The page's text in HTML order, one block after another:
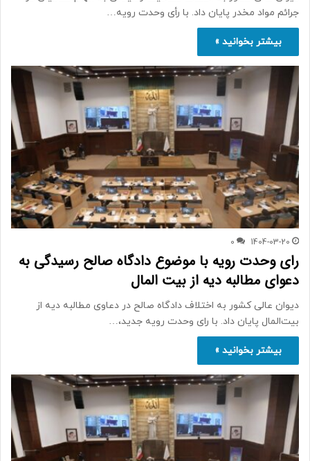
جرائم مواد مخدر پایان داد. با رأی وحدت رویه…
بیشتر بخوانید »
1404-03-20
0
رای وحدت رویه با موضوع دادگاه صالح رسیدگی به
دعوای مطالبه دیه از بیت المال
دیوان عالی کشور به اختلاف دادگاه صالح در دعاوی مطالبه دیه از
بیت‌المال پایان داد. با رای وحدت رویه جدید،…
بیشتر بخوانید »